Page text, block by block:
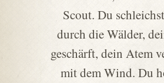
Scout. Du
durch die Wälder,
geschärft, dein Atem
mit dem Wind. Du